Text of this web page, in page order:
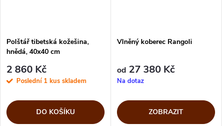
Polštář tibetská kožešina,
hnědá, 40x40 cm
2 860 Kč
Poslední 1 kus skladem
DO KOŠÍKU
Vlněný koberec Rangoli
od 27 380 Kč
Na dotaz
ZOBRAZIT